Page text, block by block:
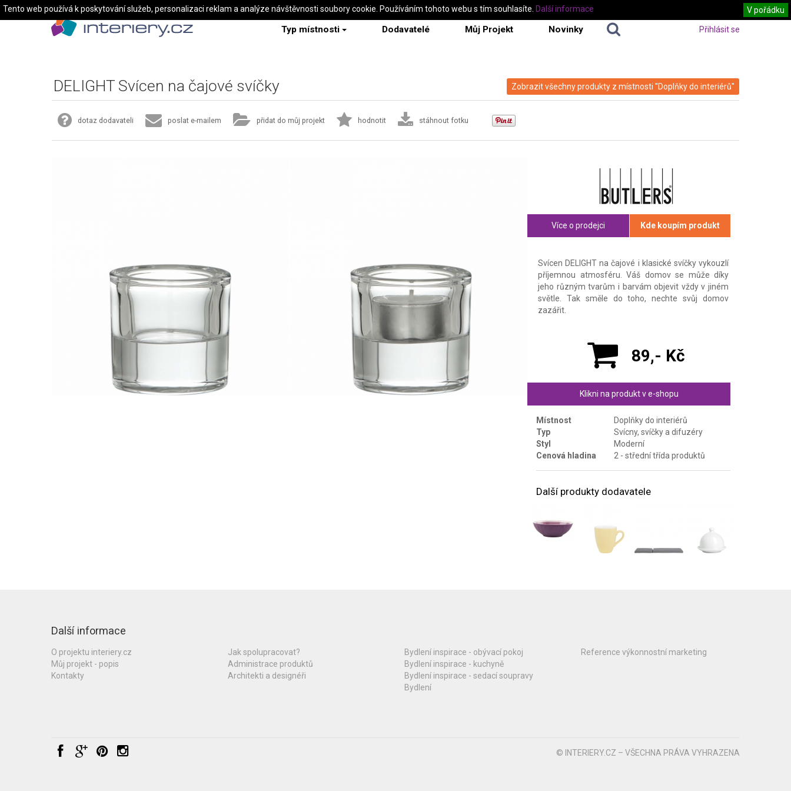
Typ místnosti Dodavatelé Můj Projekt Novinky Přihlásit se
Zobrazit všechny produkty z místnosti "Doplňky do interiérů"
DELIGHT Svícen na čajové svíčky
dotaz dodavateli poslat e-mailem přidat do můj projekt hodnotit stáhnout fotku
Více o prodejci Kde koupím produkt
Svícen DELIGHT na čajové i klasické svíčky vykouzlí
příjemnou atmosféru. Váš domov se může díky
jeho různým tvarům i barvám objevit vždy v jiném
světle. Tak směle do toho, nechte svůj domov
zazářit.
89,- Kč
Klikni na produkt v e-shopu
Místnost
Doplňky do interiérů
Typ
Svícny, svíčky a difuzéry
Styl
Moderní
Cenová hladina
2 - střední třída produktů
Další produkty dodavatele
Další informace
O projektu interiery.cz
Můj projekt - popis
Kontakty
Jak spolupracovat?
Administrace produktů
Architekti a designéři
Bydlení inspirace - obývací pokoj
Bydlení inspirace - kuchyně
Bydlení inspirace - sedací soupravy
Bydlení
Reference výkonnostní marketing
© INTERIERY.CZ – VŠECHNA PRÁVA VYHRAZENA
Tento web používá k poskytování služeb, personalizaci reklam a analýze návštěvnosti soubory cookie. Používáním tohoto webu s tím souhlasíte. V pořádku
Další informace